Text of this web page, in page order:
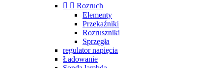
  Rozruch
Elementy
Przekaźniki
Rozruszniki
Sprzęgła
regulator napięcia
Ładowanie